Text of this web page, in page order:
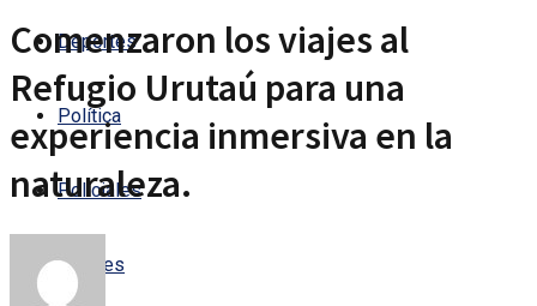
Deportes
Política
Policiales
Locales
Comenzaron los viajes al
Refugio Urutaú para una
experiencia inmersiva en la
naturaleza.